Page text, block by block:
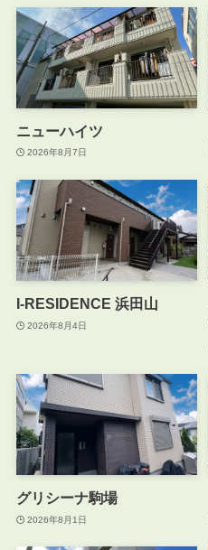
ニューハイツ
2026年8月7日
I-RESIDENCE 浜田山
2026年8月4日
グリシーナ駒場
2026年8月1日